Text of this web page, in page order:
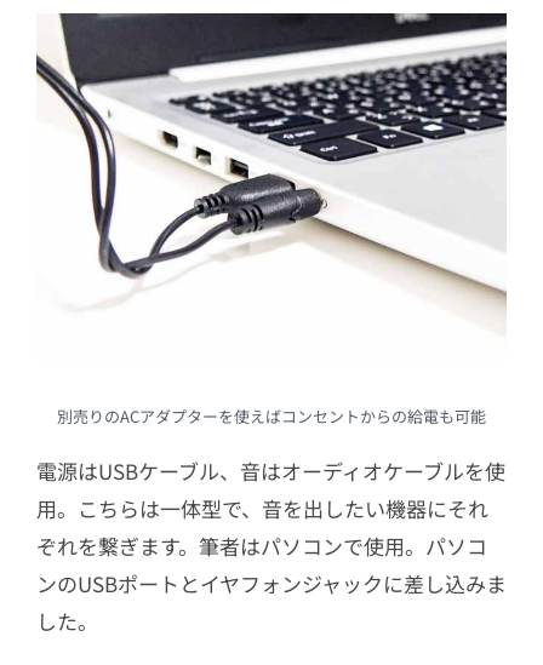
別売りのACアダプターを使えばコンセントからの給電も可能
電源はUSBケーブル、音はオーディオケーブルを使
用。こちらは一体型で、音を出したい機器にそれ
ぞれを繋ぎます。筆者はパソコンで使用。パソコ
ンのUSBポートとイヤフォンジャックに差し込みま
した。